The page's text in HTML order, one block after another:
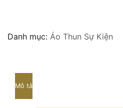
Danh mục: Áo Thun Sự Kiện
Mô tả